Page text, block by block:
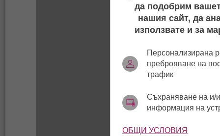
да подобрим
нашия сайт, да
използвате и за
Персонализирана
преброяване на
трафик
Съхраняване на и/
информация на
ОБЩИ УСЛОВИЯ